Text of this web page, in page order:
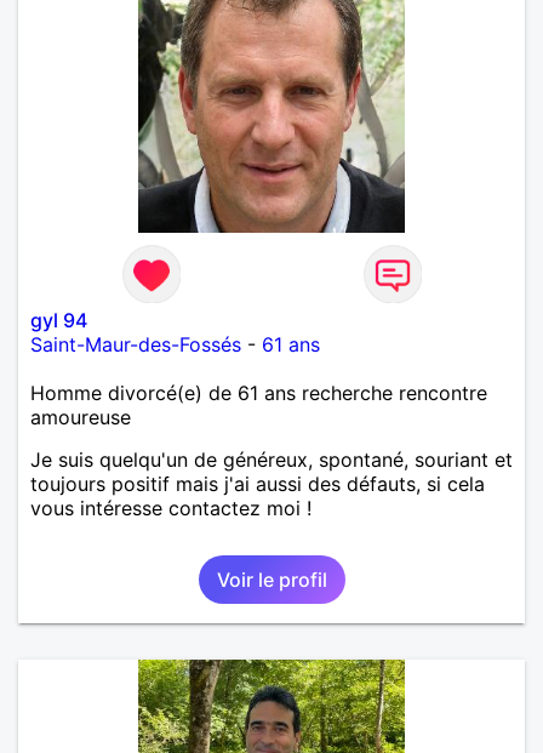
gyl 94
Saint-Maur-des-Fossés - 61 ans
Homme divorcé(e) de 61 ans recherche rencontre
amoureuse
Je suis quelqu'un de généreux, spontané, souriant et
toujours positif mais j'ai aussi des défauts, si cela
vous intéresse contactez moi !
Voir le profil